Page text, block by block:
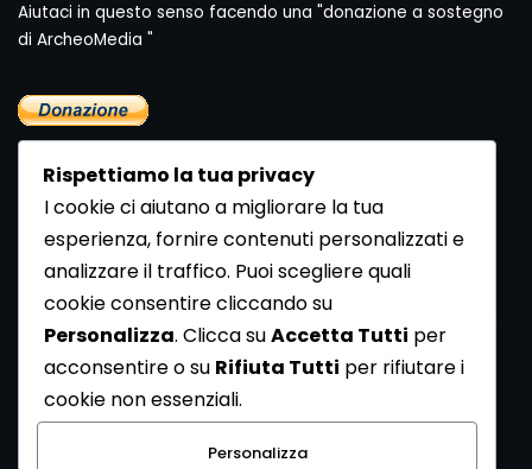
Aiutaci in questo senso facendo una "donazione a sostegno
di ArcheoMedia "
Newsletter
Se vuoi ricevere la Rivista gratuita di archeologia realizzata
dalla Redazione di ArcheoMedia iscriviti alla nostra
Newsletter [Clicca Qui]
Con l'invio del messaggio l'utente dichiara di aver letto
l’informativa sulla privacy e di acconsentire al trattamento
Rispettiamo la tua privacy
I cookie ci aiutano a migliorare la tua
esperienza, fornire contenuti personalizzati e
analizzare il traffico. Puoi scegliere quali
cookie consentire cliccando su
Personalizza. Clicca suAccetta Tutti per
acconsentire o su Rifiuta Tutti per rifiutare i
cookie non essenziali.
Personalizza